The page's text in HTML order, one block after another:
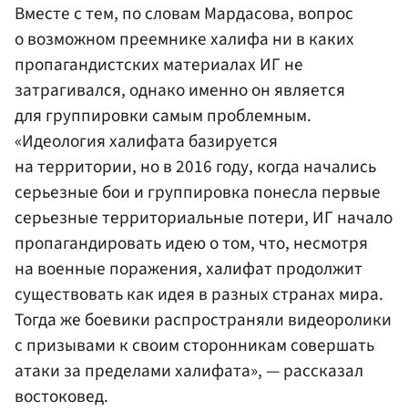
Вместе с тем, по словам Мардасова, вопрос
о возможном преемнике халифа ни в каких
пропагандистских материалах ИГ не
затрагивался, однако именно он является
для группировки самым проблемным.
«Идеология халифата базируется
на территории, но в 2016 году, когда начались
серьезные бои и группировка понесла первые
серьезные территориальные потери, ИГ начало
пропагандировать идею о том, что, несмотря
на военные поражения, халифат продолжит
существовать как идея в разных странах мира.
Тогда же боевики распространяли видеоролики
с призывами к своим сторонникам совершать
атаки за пределами халифата», — рассказал
востоковед.